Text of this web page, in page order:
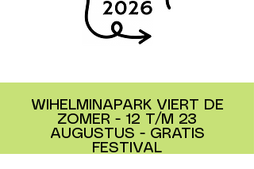
WIHELMINAPARK VIERT DE
ZOMER - 12 T/M 23
AUGUSTUS - GRATIS
FESTIVAL